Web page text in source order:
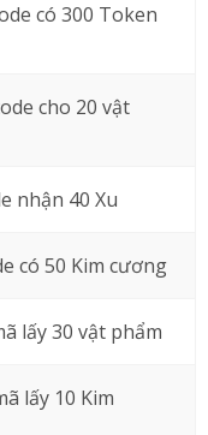
có 300 Token
cho 20 vật
nhận 40 Xu
có 50 Kim cương
lấy 30 vật phẩm
lấy 10 Kim